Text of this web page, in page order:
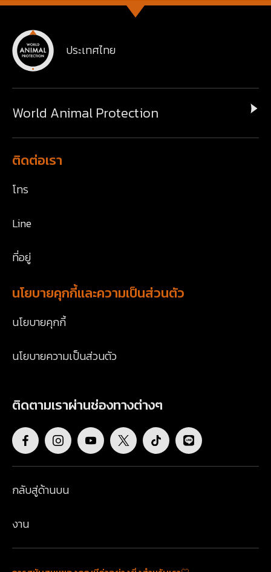
ประเทศไทย
World Animal Protection
ติดต่อเรา
โทร
Line
ที่อยู่
นโยบายคุกกี้และความเป็นส่วนตัว
นโยบายคุกกี้
นโยบายความเป็นส่วนตัว
ติดตามเราผ่านช่องทางต่างๆ
กลับสู่ด้านบน
งาน